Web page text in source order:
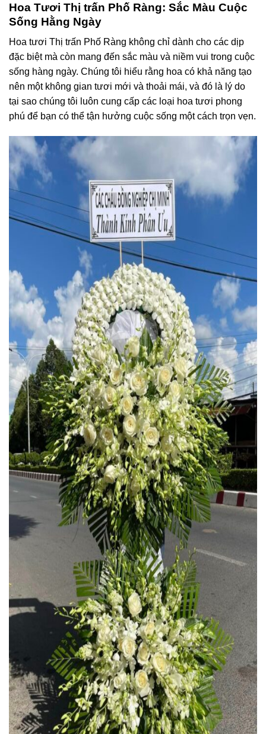
Hoa Tươi Thị trấn Phố Ràng: Sắc Màu Cuộc
Sống Hằng Ngày
Hoa tươi Thị trấn Phố Ràng không chỉ dành cho các dịp
đặc biệt mà còn mang đến sắc màu và niềm vui trong cuộc
sống hàng ngày. Chúng tôi hiểu rằng hoa có khả năng tạo
nên một không gian tươi mới và thoải mái, và đó là lý do
tại sao chúng tôi luôn cung cấp các loại hoa tươi phong
phú để bạn có thể tận hưởng cuộc sống một cách trọn vẹn.